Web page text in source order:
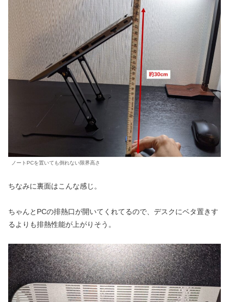
ノートPCを置いても倒れない限界高さ
ちなみに裏面はこんな感じ。
ちゃんとPCの排熱口が開いてくれてるので、デスクにベタ置きす
るよりも排熱性能が上がりそう。